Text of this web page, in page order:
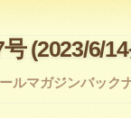
(2023/6/
ルマガジンバック